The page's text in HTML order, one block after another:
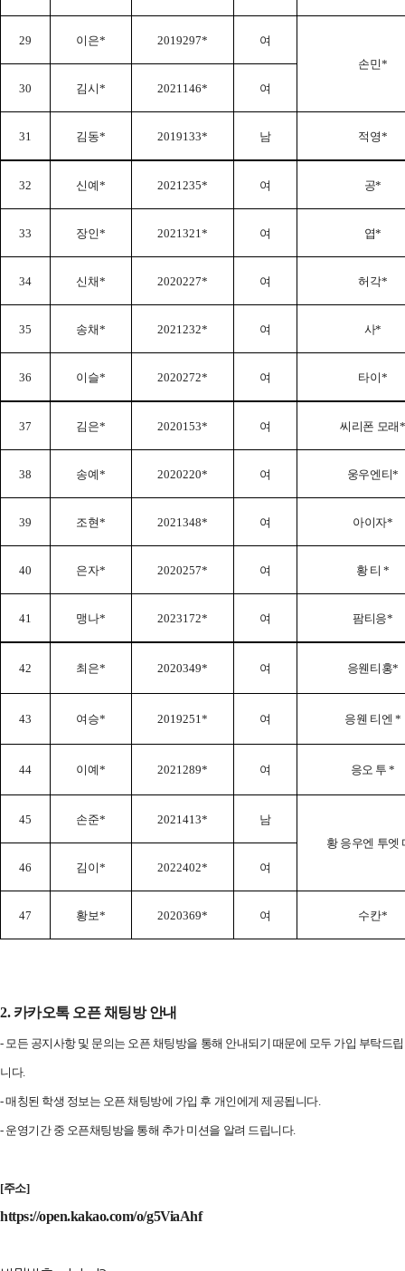
29 이은* 2019297*
여
손민*
30
김시* 2021146* 여
31 김동* 2019133* 남 적영*
32 신예* 2021235* 여 공*
33 장인* 2021321* 여 엽*
34 신채* 2020227* 여 허각*
35 송채* 2021232* 여 사*
36 타이*
이슬* 2020272* 여
37 김은* 2020153* 여 씨리폰 모래*
38 웅우엔티*
송예* 2020220* 여
39 조현* 2021348* 여 아이자*
40 황 티*
은자* 2020257* 여
41 맹나* 2023172* 여 팜티응*
42 최은* 2020349* 여 응웬티홍*
43 여승* 2019251* 여 응웬 티엔 *
44 이예* 2021289* 여 응오 투*
45 손준* 2021413*
남
황 응우엔 투엣
46
김이* 2022402* 여
47 황보* 2020369* 여 수칸*
2. 카카오톡 오픈 채팅방 안내
- 모든 공지사항 및 문의는 오픈 채팅방을 통해 안내되기 때문에 모두 가입 부탁드립
니다.
- 매칭된 학생 정보는 오픈 채팅방에 가입 후 개인에게 제공됩니다.
- 운영기간 중 오픈채팅방을 통해 추가 미션을 알려 드립니다.
[주소]
https://open.kakao.com/o/g5ViaAhf